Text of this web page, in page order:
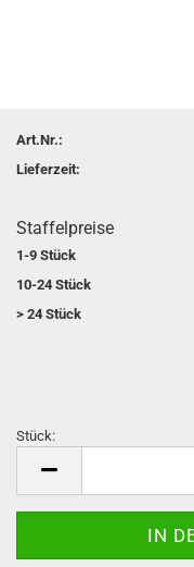
Art.Nr.:
Lieferzeit:
Staffelpreise
1-9 Stück
10-24 Stück
> 24 Stück
Stück: